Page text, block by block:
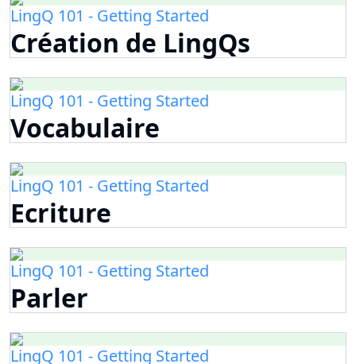
LingQ 101 - Getting Started
Création de LingQs
LingQ 101 - Getting Started
Vocabulaire
LingQ 101 - Getting Started
Ecriture
LingQ 101 - Getting Started
Parler
LingQ 101 - Getting Started